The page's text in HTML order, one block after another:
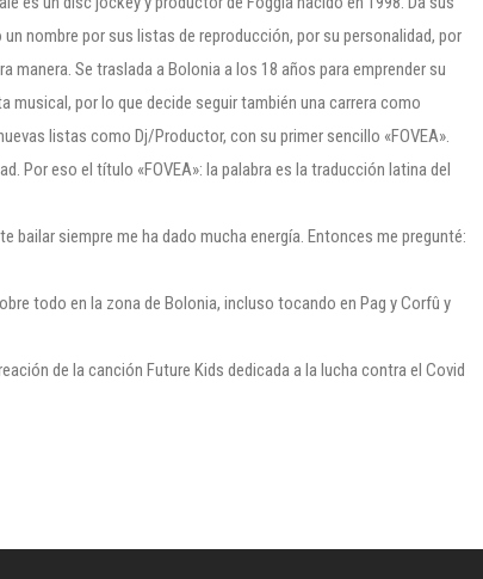
nombre por sus listas de reproducción, por su personalidad, por
manera. Se traslada a Bolonia a los 18 años para emprender su
por lo que decide seguir también una carrera como
listas como Dj/Productor, con su primer sencillo «FOVEA».
Por eso el título «FOVEA»: la palabra es la traducción latina del
bailar siempre me ha dado mucha energía. Entonces me pregunté:
todo en la zona de Bolonia, incluso tocando en Pag y Corfû y
de la canción Future Kids dedicada a la lucha contra el Covid